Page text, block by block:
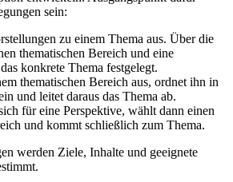
sein:
zu einem Thema aus. Über die
thematischen Bereich und eine
konkrete Thema festgelegt.
thematischen Bereich aus, ordnet ihn in
und leitet daraus das Thema ab.
für eine Perspektive, wählt dann einen
und kommt schließlich zum Thema.
werden Ziele, Inhalte und geeignete